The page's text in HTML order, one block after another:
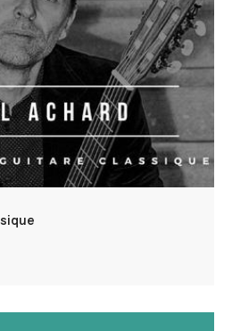
pièces pour luth par Jean-
pour guitare.